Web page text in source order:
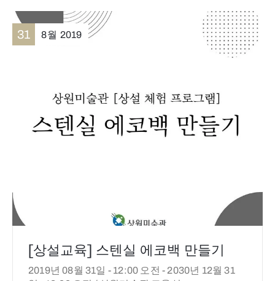
31 8월 2019
[상설교육] 스텐실 에코백 만들기
2019년 08월 31일 - 12:00 오전 - 2030년 12월 31